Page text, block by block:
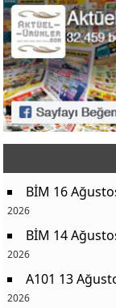
BİM 16
2026
BİM 14
2026
A101 13
2026